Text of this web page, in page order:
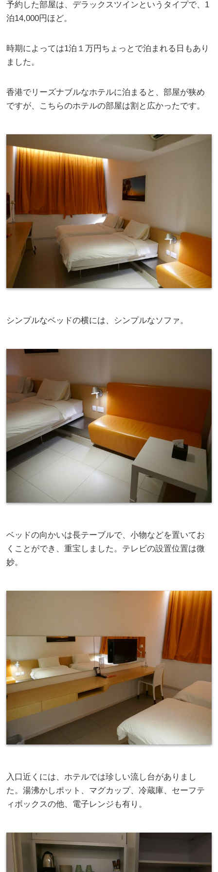
予約した部屋は、デラックスツインというタイプで、1
泊14,000円ほど。
時期によっては1泊１万円ちょっとで泊まれる日もあり
ました。
香港でリーズナブルなホテルに泊まると、部屋が狭め
ですが、こちらのホテルの部屋は割と広かったです。
シンプルなベッドの横には、シンプルなソファ。
ベッドの向かいは長テーブルで、小物などを置いてお
くことができ、重宝しました。テレビの設置位置は微
妙。
入口近くには、ホテルでは珍しい流し台がありまし
た。湯沸かしポット、マグカップ、冷蔵庫、セーフテ
ィボックスの他、電子レンジも有り。